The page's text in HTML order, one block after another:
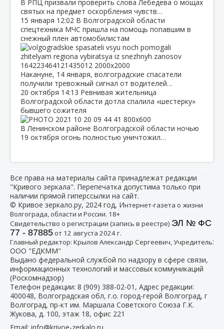
В РПЦ призвали проверить слова Лебедева о мощах
святых на предмет оскорбления чувств…
15 января 12:02 В Волгоградской области
спецтехника МЧС пришла на помощь попавшим в
снежный плен автомобилистам
Накануне, 14 января, волгоградские спасатели
получили тревожный сигнал от водителей…
20 октября 14:13 Ревнивая жительница
Волгоградской области дотла спалила «шестерку»
бывшего сожителя
В Ленинском районе Волгоградской области ночью
19 октября огонь полностью уничтожил…
Все права на материалы сайта принадлежат редакции
"Кривого зеркала". Перепечатка допустима только при
наличии прямой гиперссылки на сайт.
© Кривое зеркало.ру, 2024 год, Интернет-газета о жизни
Волгограда, области и России. 18+
Свидетельство о регистрации (запись в реестре) ЭЛ № ФС
77 - 87885от 12 августа 2024 г.
Главный редактор: Крылов Александр Сергеевич, Учредитель:
ООО "ЕДКММ"
Выдано федеральной службой по надзору в сфере связи,
информационных технологий и массовых коммуникаций
(Роскомнадзор)
Телефон редакции: 8 (909) 388-02-01 , Адрес редакции:
400048, Волгоградская обл, г.о. город-герой Волгоград, г
Волгоград, пр-кт им. Маршала Советского Союза Г.К.
Жукова, д. 100, этаж 18, офис 221